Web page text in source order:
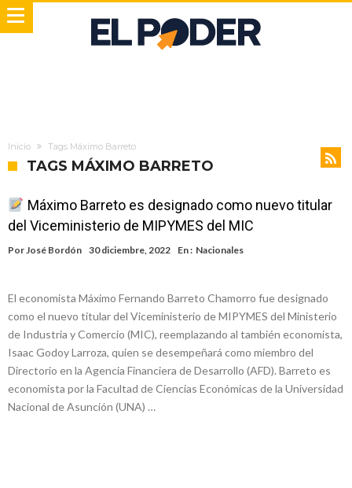
Inicio Tags Máximo Barreto
TAGS MÁXIMO BARRETO
Máximo Barreto es designado como nuevo titular
del Viceministerio de MIPYMES del MIC
PorJosé Bordón 30 diciembre, 2022 En : Nacionales
El economista Máximo Fernando Barreto Chamorro fue designado
como el nuevo titular del Viceministerio de MIPYMES del Ministerio
de Industria y Comercio (MIC), reemplazando al también economista,
Isaac Godoy Larroza, quien se desempeñará como miembro del
Directorio en la Agencia Financiera de Desarrollo (AFD). Barreto es
economista por la Facultad de Ciencias Económicas de la Universidad
Nacional de Asunción (UNA) …